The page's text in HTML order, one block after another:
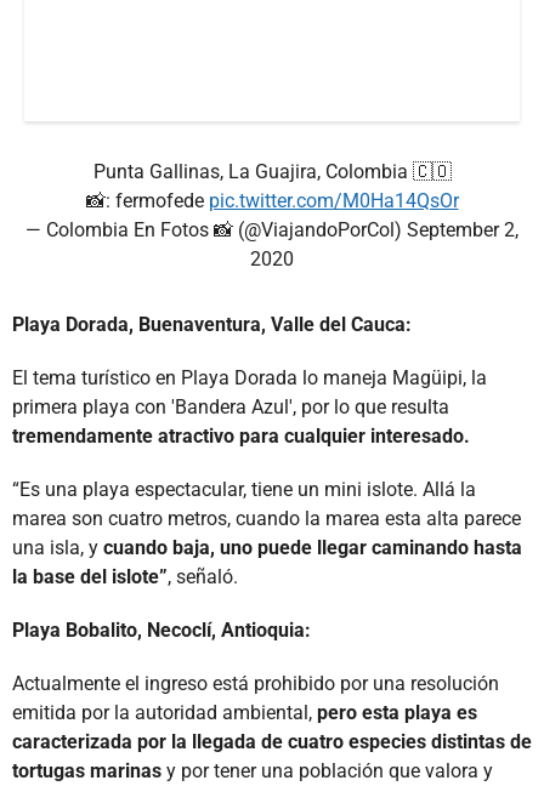
Punta Gallinas, La Guajira, Colombia 🇨🇴️
📸: fermofede pic.twitter.com/M0Ha14QsOr
— Colombia En Fotos 📸 (@ViajandoPorCol) September 2,
2020
Playa Dorada, Buenaventura, Valle del Cauca:
El tema turístico en Playa Dorada lo maneja Magüipi, la
primera playa con 'Bandera Azul', por lo que resulta
tremendamente atractivo para cualquier interesado.
“Es una playa espectacular, tiene un mini islote. Allá la
marea son cuatro metros, cuando la marea esta alta parece
una isla, y cuando baja, uno puede llegar caminando hasta
la base del islote”, señaló.
Playa Bobalito, Necoclí, Antioquia:
Actualmente el ingreso está prohibido por una resolución
emitida por la autoridad ambiental, pero esta playa es
caracterizada por la llegada de cuatro especies distintas de
tortugas marinas y por tener una población que valora y